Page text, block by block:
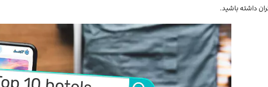
داشته باشید.